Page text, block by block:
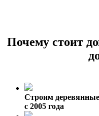
Почему стоит
Строим
с 2005 года